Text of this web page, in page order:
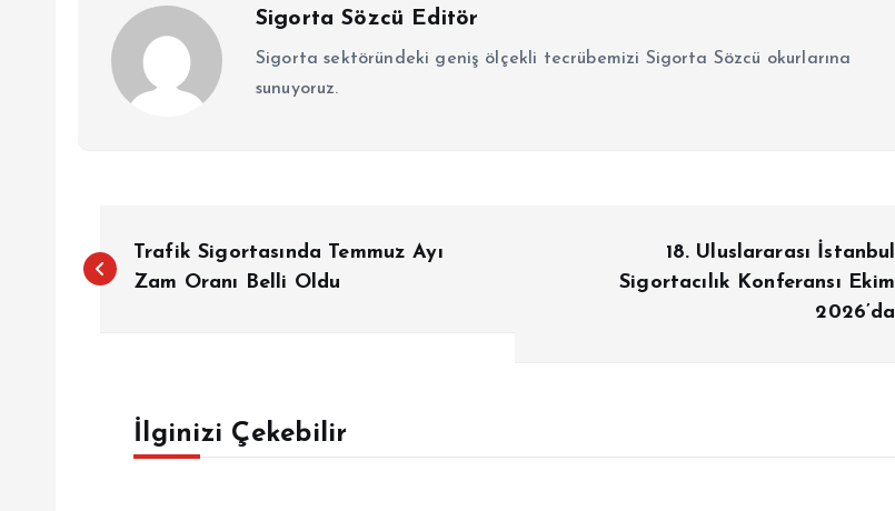
Sigorta Sözcü Editör
Sigorta sektöründeki geniş ölçekli tecrübemizi Sigorta Sözcü okurlarına
sunuyoruz.
a
Trafik Sigortasında Temmuz Ayı
Zam Oranı Belli Oldu
18. Uluslararası İstanbul
Sigortacılık Konferansı Ekim
2026’da
İlginizi Çekebilir